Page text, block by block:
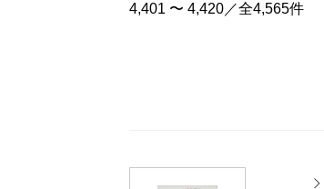
4,401 〜 4,420／全4,565件